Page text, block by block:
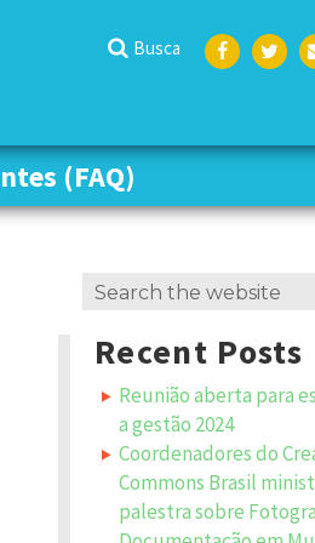
Busca
k
(FAQ)
(FAQ)
Search
Recent Posts
Reunião aberta para
a gestão 2024
Coordenadores do
Commons Brasil
palestra sobre